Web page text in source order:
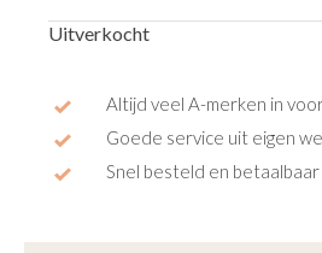
Uitverkocht
Altijd veel A-merken in
Goede service uit eigen
Snel besteld en